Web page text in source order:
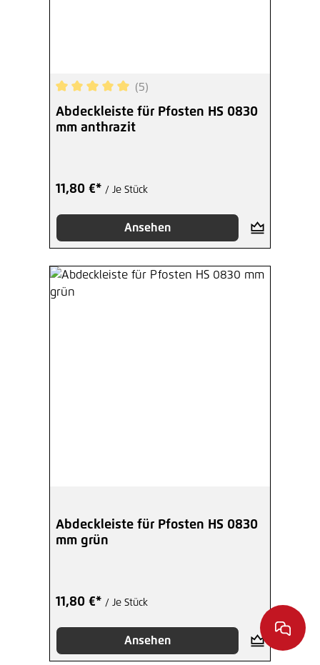
Durchschnittliche Bewertung von 5 von 5
(5)
Abdeckleiste für Pfosten HS 0830
mm anthrazit
11,80 €* / Je Stück
Ansehen
Abdeckleiste für Pfosten HS 0830
mm grün
11,80 €* / Je Stück
Ansehen